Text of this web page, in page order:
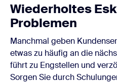
Wiederholtes
Problemen
Manchmal geben
etwas zu häufig an die
führt zu Engstellen und
Sorgen Sie durch